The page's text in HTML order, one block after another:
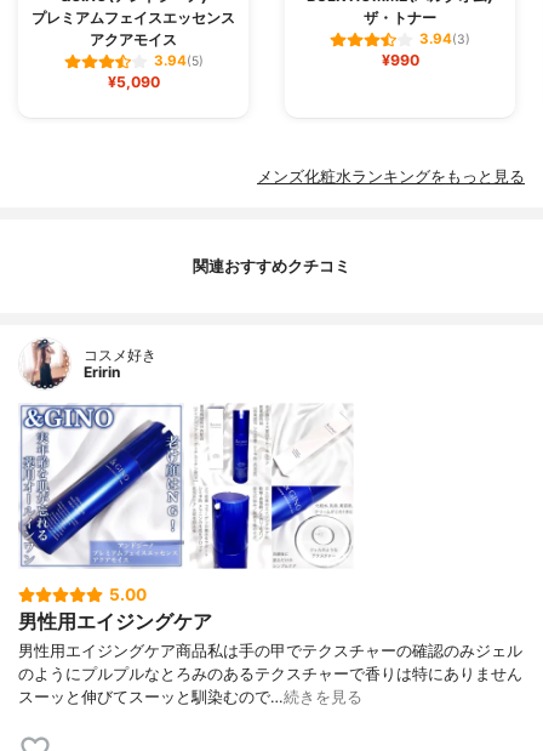
プレミアムフェイスエッセンス
アクアモイス
3.94(5)
¥5,090
ザ・トナー
3.94(3)
¥990
メンズ化粧水ランキングをもっと見る
関連おすすめクチコミ
コスメ好き
Eririn
5.00
男性用エイジングケア
男性用エイジングケア商品私は手の甲でテクスチャーの確認のみジェル
のようにプルプルなとろみのあるテクスチャーで香りは特にありません
スーッと伸びてスーッと馴染むので…続きを見る